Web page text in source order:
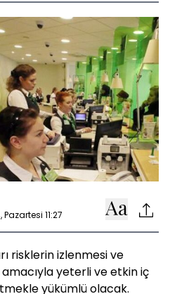
11:27
risklerin izlenmesi ve
yeterli ve etkin iç
yükümlü olacak.